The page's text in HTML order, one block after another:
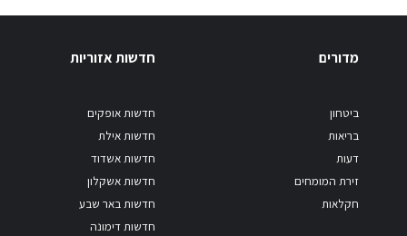
מדורים
ביטחון
בריאות
דעות
זירת המומחים
חקלאות
חדשות אזוריות
חדשות אופקים
חדשות אילת
חדשות אשדוד
חדשות אשקלון
חדשות באר שבע
חדשות דימונה